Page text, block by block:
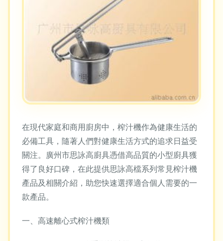
在現代家庭和商用廚房中，榨汁機作為健康生活的
必備工具，隨著人們對健康生活方式的追求日益受
關注。廣州市思詠高廚具憑借高品質的小型廚具獲
得了良好口碑，在此提供思詠高檔系列常見榨汁機
產品及相關介紹，助您快速選擇適合個人需要的一
款產品。
一、高速離心式榨汁機類